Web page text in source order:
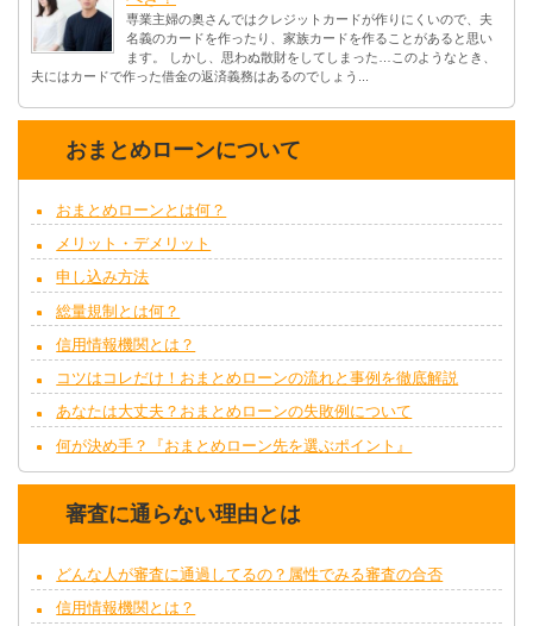
専業主婦の奥さんではクレジットカードが作りにくいので、夫
名義のカードを作ったり、家族カードを作ることがあると思い
ます。 しかし、思わぬ散財をしてしまった…このようなとき、
夫にはカードで作った借金の返済義務はあるのでしょう...
おまとめローンについて
おまとめローンとは何？
メリット・デメリット
申し込み方法
総量規制とは何？
信用情報機関とは？
コツはコレだけ！おまとめローンの流れと事例を徹底解説
あなたは大丈夫？おまとめローンの失敗例について
何が決め手？『おまとめローン先を選ぶポイント』
審査に通らない理由とは
どんな人が審査に通過してるの？属性でみる審査の合否
信用情報機関とは？